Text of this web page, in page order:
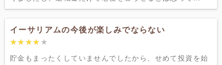
イーサリアムの今後が楽しみでならない
★★★★★
★★★★★
貯金もまったくしていませんでしたから、せめて投資を始